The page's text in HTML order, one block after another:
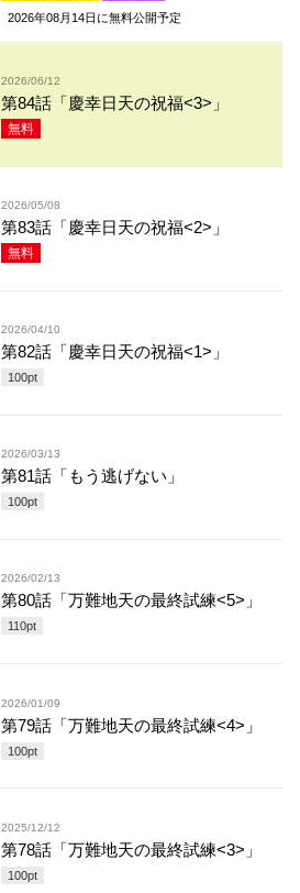
2026年08月14日 に無料公開予定
2026/06/12
第84話「慶幸日天の祝福<3>」
無料
2026/05/08
第83話「慶幸日天の祝福<2>」
無料
2026/04/10
第82話「慶幸日天の祝福<1>」
100pt
2026/03/13
第81話「もう逃げない」
100pt
2026/02/13
第80話「万難地天の最終試練<5>」
110pt
2026/01/09
第79話「万難地天の最終試練<4>」
100pt
2025/12/12
第78話「万難地天の最終試練<3>」
100pt